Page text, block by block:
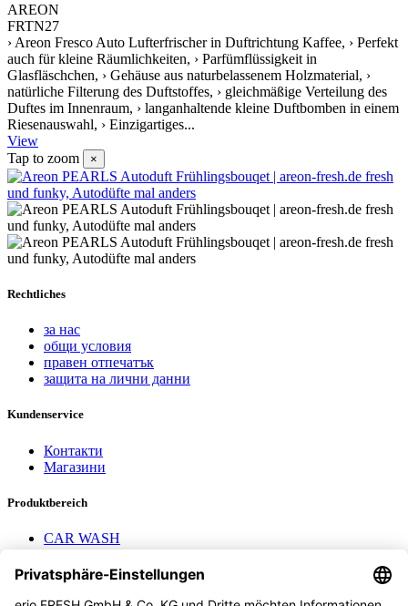
AREON
FRTN27
› Areon Fresco Auto Lufterfrischer in Duftrichtung Kaffee, › Perfekt
auch für kleine Räumlichkeiten, › Parfümflüssigkeit in
Glasfläschchen, › Gehäuse aus naturbelassenem Holzmaterial, ›
natürliche Filterung des Duftstoffes, › gleichmäßige Verteilung des
Duftes im Innenraum, › langanhaltende kleine Duftbomben in einem
Riesenauswahl, › Einzigartiges...
View
Tap to zoom
×
Rechtliches
за нас
общи условия
правен отпечатък
защита на лични данни
Kundenservice
Контакти
Магазини
Produktbereich
CAR WASH
AEROTEC Compressors
Nayax Cashless